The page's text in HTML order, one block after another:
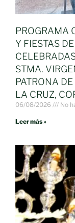
PROGRAMA
Y FIESTAS
STMA.
PATRONA
LA CRUZ,
06/08/2026 No
Leer más »